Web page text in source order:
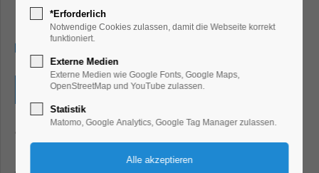
Ausstellung
Eintritt frei
Carola Czempik und Matthias Körner begegnen sich in
*Erforderlich
Notwendige Cookies zulassen, damit die Webseite korrekt
funktioniert.
Externe Medien
Externe Medien wie Google Fonts, Google Maps,
OpenStreetMap und YouTube zulassen.
Statistik
Matomo, Google Analytics, Google Tag Manager zulassen.